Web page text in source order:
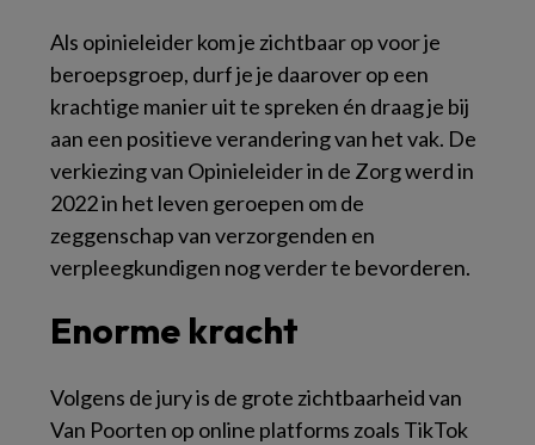
Als opinieleider kom je zichtbaar op voor je
beroepsgroep, durf je je daarover op een
krachtige manier uit te spreken én draag je bij
aan een positieve verandering van het vak. De
verkiezing van Opinieleider in de Zorg werd in
2022 in het leven geroepen om de
zeggenschap van verzorgenden en
verpleegkundigen nog verder te bevorderen.
Enorme kracht
Volgens de jury is de grote zichtbaarheid van
Van Poorten op online platforms zoals TikTok